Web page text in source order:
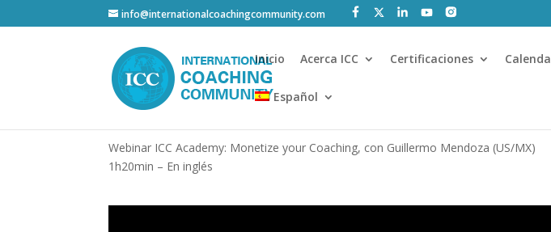
info@internationalcoachingcommunity.com
Inicio Acerca ICC Certificaciones
Español
Webinar ICC Academy: Monetize your Coaching, con Guillermo Mendoza (US/MX)
1h20min – En inglés